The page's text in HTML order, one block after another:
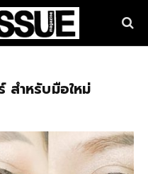
สำหรับมือใหม่